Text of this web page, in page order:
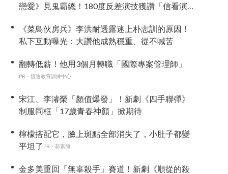
戀愛》見鬼霸總！180度反差演技獲讚「信看演
《菜鳥伙房兵》李洪耐透露迷上朴志訓的原因！
私下互動曝光：大讚他成熟穩重、從不喊苦
翻轉低薪！他用3個月轉職「國際專案管理師」
PR・恆逸教育訓練中心
宋江、李濬榮「顏值爆發」！新劇《四手聯彈》
制服同框「17歲青春神顏」掀期待
檸檬搭配它，臉上斑點全部消失了，小肚子都變
平坦了 PR・新素簡
金多美重回「無辜殺手」賽道！新劇《順從的殺